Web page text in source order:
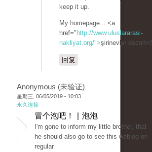
keep it up.
My homepage :: <a
href=" http://www.uluslararasi-
nakliyat.org/">şirinevler
回复
Anonymous (未验证)
星期三, 06/05/2019 - 10:03
永久连接
冒个泡吧！ | 泡泡
I'm gone to inform my little brother, that
he should also go to see this weblog on
regular